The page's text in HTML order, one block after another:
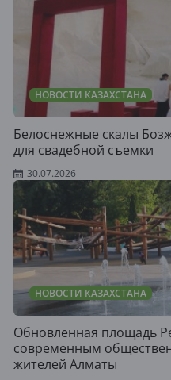
НОВОСТИ КАЗАХСТАНА
Белоснежные скалы
для свадебной съемки
30.07.2026
НОВОСТИ КАЗАХСТАНА
Обновленная площадь
современным
жителей Алматы